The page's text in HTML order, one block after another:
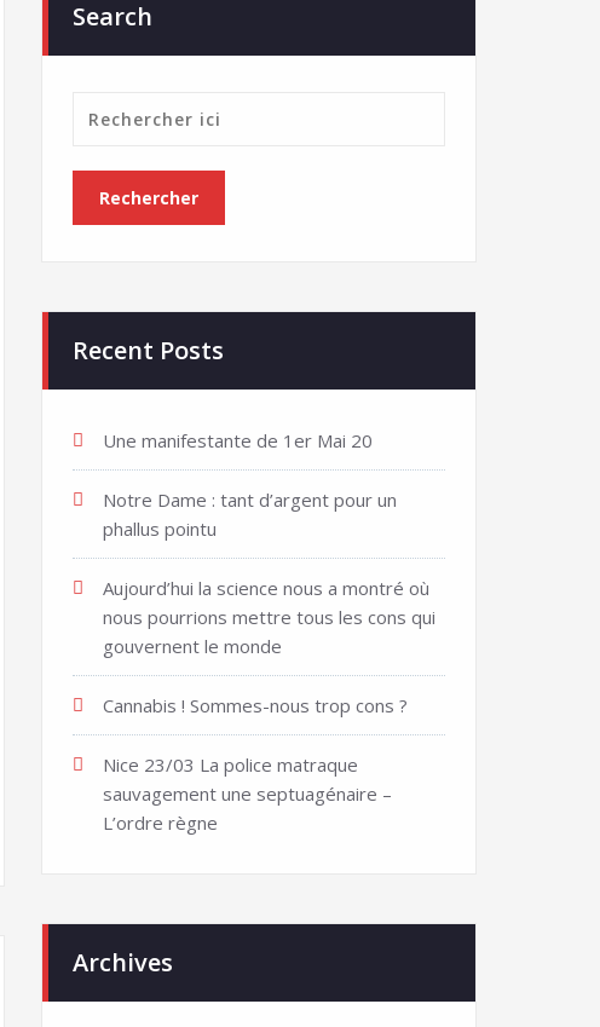
Search
Recent Posts
Une manifestante de 1er Mai 20
Notre Dame : tant d’argent pour un
phallus pointu
Aujourd’hui la science nous a montré où
nous pourrions mettre tous les cons qui
gouvernent le monde
Cannabis ! Sommes-nous trop cons ?
Nice 23/03 La police matraque
sauvagement une septuagénaire –
L’ordre règne
Archives